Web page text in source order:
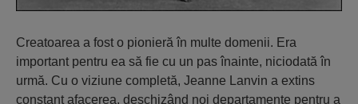
Creatoarea a fost o pionieră în multe domenii. Era
important pentru ea să fie cu un pas înainte, niciodată în
urmă. Cu o viziune completă, Jeanne Lanvin a extins
constant afacerea, deschizând noi departamente pentru a